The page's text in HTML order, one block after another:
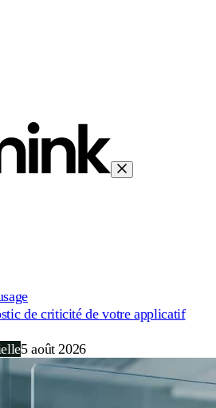
de criticité de votre applicatif
5 août 2026